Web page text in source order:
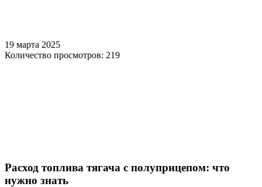
19 марта 2025
Количество просмотров: 219
Расход топлива тягача с полуприцепом: что
нужно знать